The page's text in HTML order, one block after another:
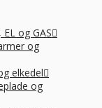
og GAS
og
elkedel
og